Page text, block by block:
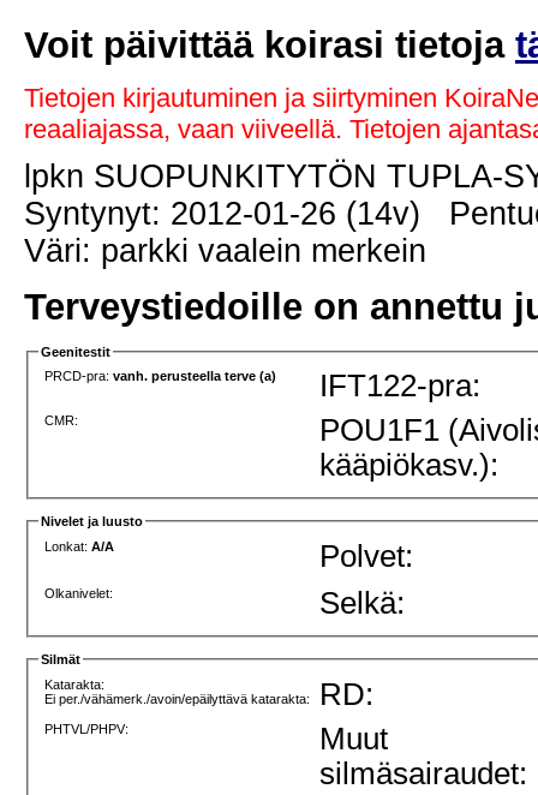
Voit päivittää koirasi tietoja
Tietojen kirjautuminen ja siirtyminen
reaaliajassa, vaan viiveellä. Tietojen
lpkn SUOPUNKITYTÖN TUPLA-
Syntynyt: 2012-01-26 (14v)
Väri: parkki vaalein merkein
Terveystiedoille on annettu
Geenitestit
PRCD-pra:vanh. perusteella terve (a) IFT122-pra:
CMR:
POU1F1
kääpiökasv.):
Nivelet ja luusto
Lonkat:A/A Polvet:
Olkanivelet: Selkä:
Silmät
Katarakta:
Ei per./vähämerk./avoin/epäilyttävä katarakta:
RD:
PHTVL/PHPV:
Muut
silmäsairaudet: